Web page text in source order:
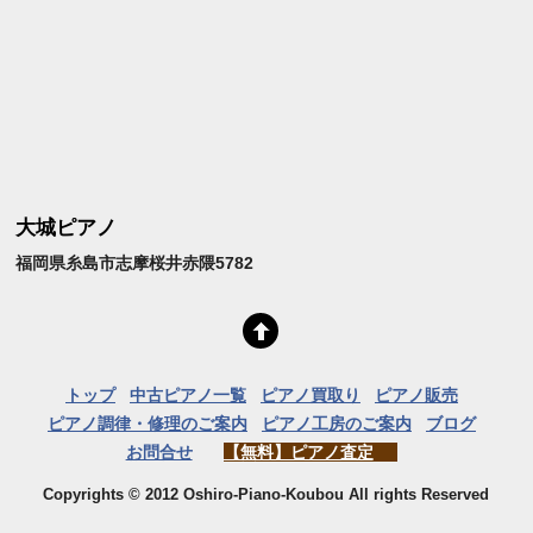
大城ピアノ
福岡県糸島市志摩桜井赤隈5782
トップ 中古ピアノ一覧 ピアノ買取り
ピアノ販売
ピアノ調律・修理のご案内
ピアノ工房のご案内
ブログ
お問合せ
【無料】ピアノ査定
Copyrights © 2012 Oshiro-Piano-Koubou All rights Reserved